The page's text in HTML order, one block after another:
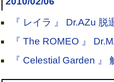
『 レイラ 』 Dr.AZu 脱
『 The ROMEO 』
『 Celestial Garden 』